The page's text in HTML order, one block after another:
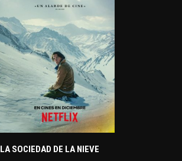
LA SOCIEDAD DE LA NIEVE